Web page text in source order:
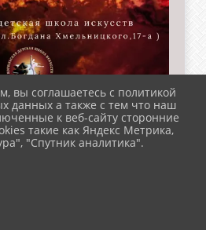
вы соглашаетесь с политикой
данных а также с тем что наш
к веб-сайту сторонние
такие как Яндекс Метрика,
"Спутник аналитика".